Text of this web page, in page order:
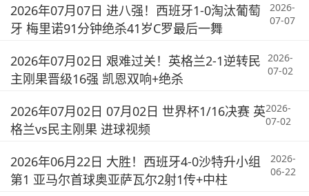
2026年07月07日 进八强！西班牙1-0淘汰葡萄
牙 梅里诺91分钟绝杀41岁C罗最后一舞
2026-
07-07
2026年07月02日 艰难过关！英格兰2-1逆转民
主刚果晋级16强 凯恩双响+绝杀
2026-
07-02
2026年07月02日 07月02日 世界杯1/16决赛 英
格兰vs民主刚果 进球视频
2026-
07-02
2026年06月22日 大胜！西班牙4-0沙特升小组
第1 亚马尔首球奥亚萨瓦尔2射1传+中柱
2026-
06-22